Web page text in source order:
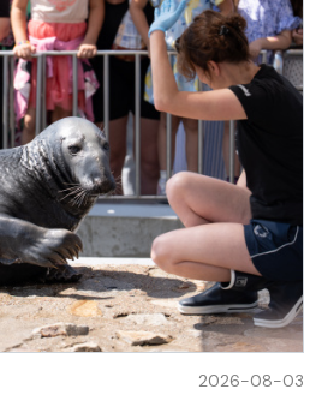
2026-08-03